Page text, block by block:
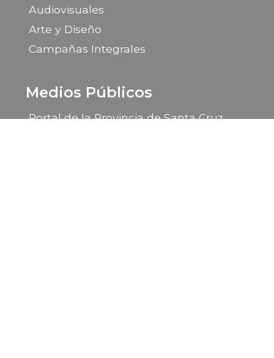
Audiovisuales
Arte y Diseño
Campañas Integrales
Medios Públicos
Portal de la Provincia de Santa Cruz